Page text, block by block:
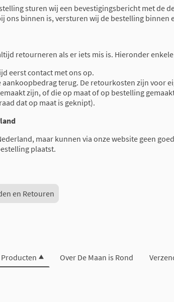
sturen wij een bevestigingsbericht met de
ons binnen is, versturen wij de bestelling binnen
retourneren als er iets mis is. Hieronder
eerst contact met ons op.
terug. De retourkosten zijn voor
zijn, of die op maat of op bestelling
dat op maat is geknipt).
maar kunnen via onze website geen
plaatst.
en Retouren
Producten Over De Maan is Rond